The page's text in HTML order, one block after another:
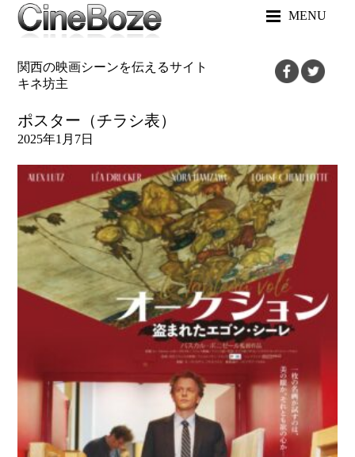
MENU
関西の映画シーンを伝えるサイト
キネ坊主
ポスター（チラシ表）
2025年1月7日